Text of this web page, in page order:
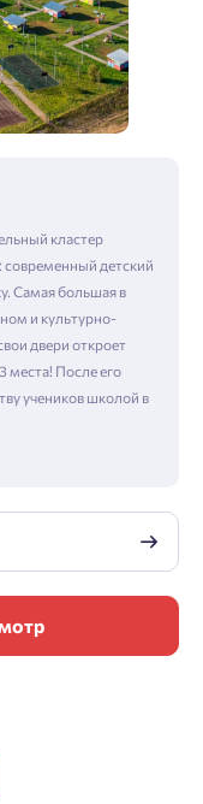
кластер
детский
Самая большая в
и культурно-
двери откроет
места! После его
учеников школой в